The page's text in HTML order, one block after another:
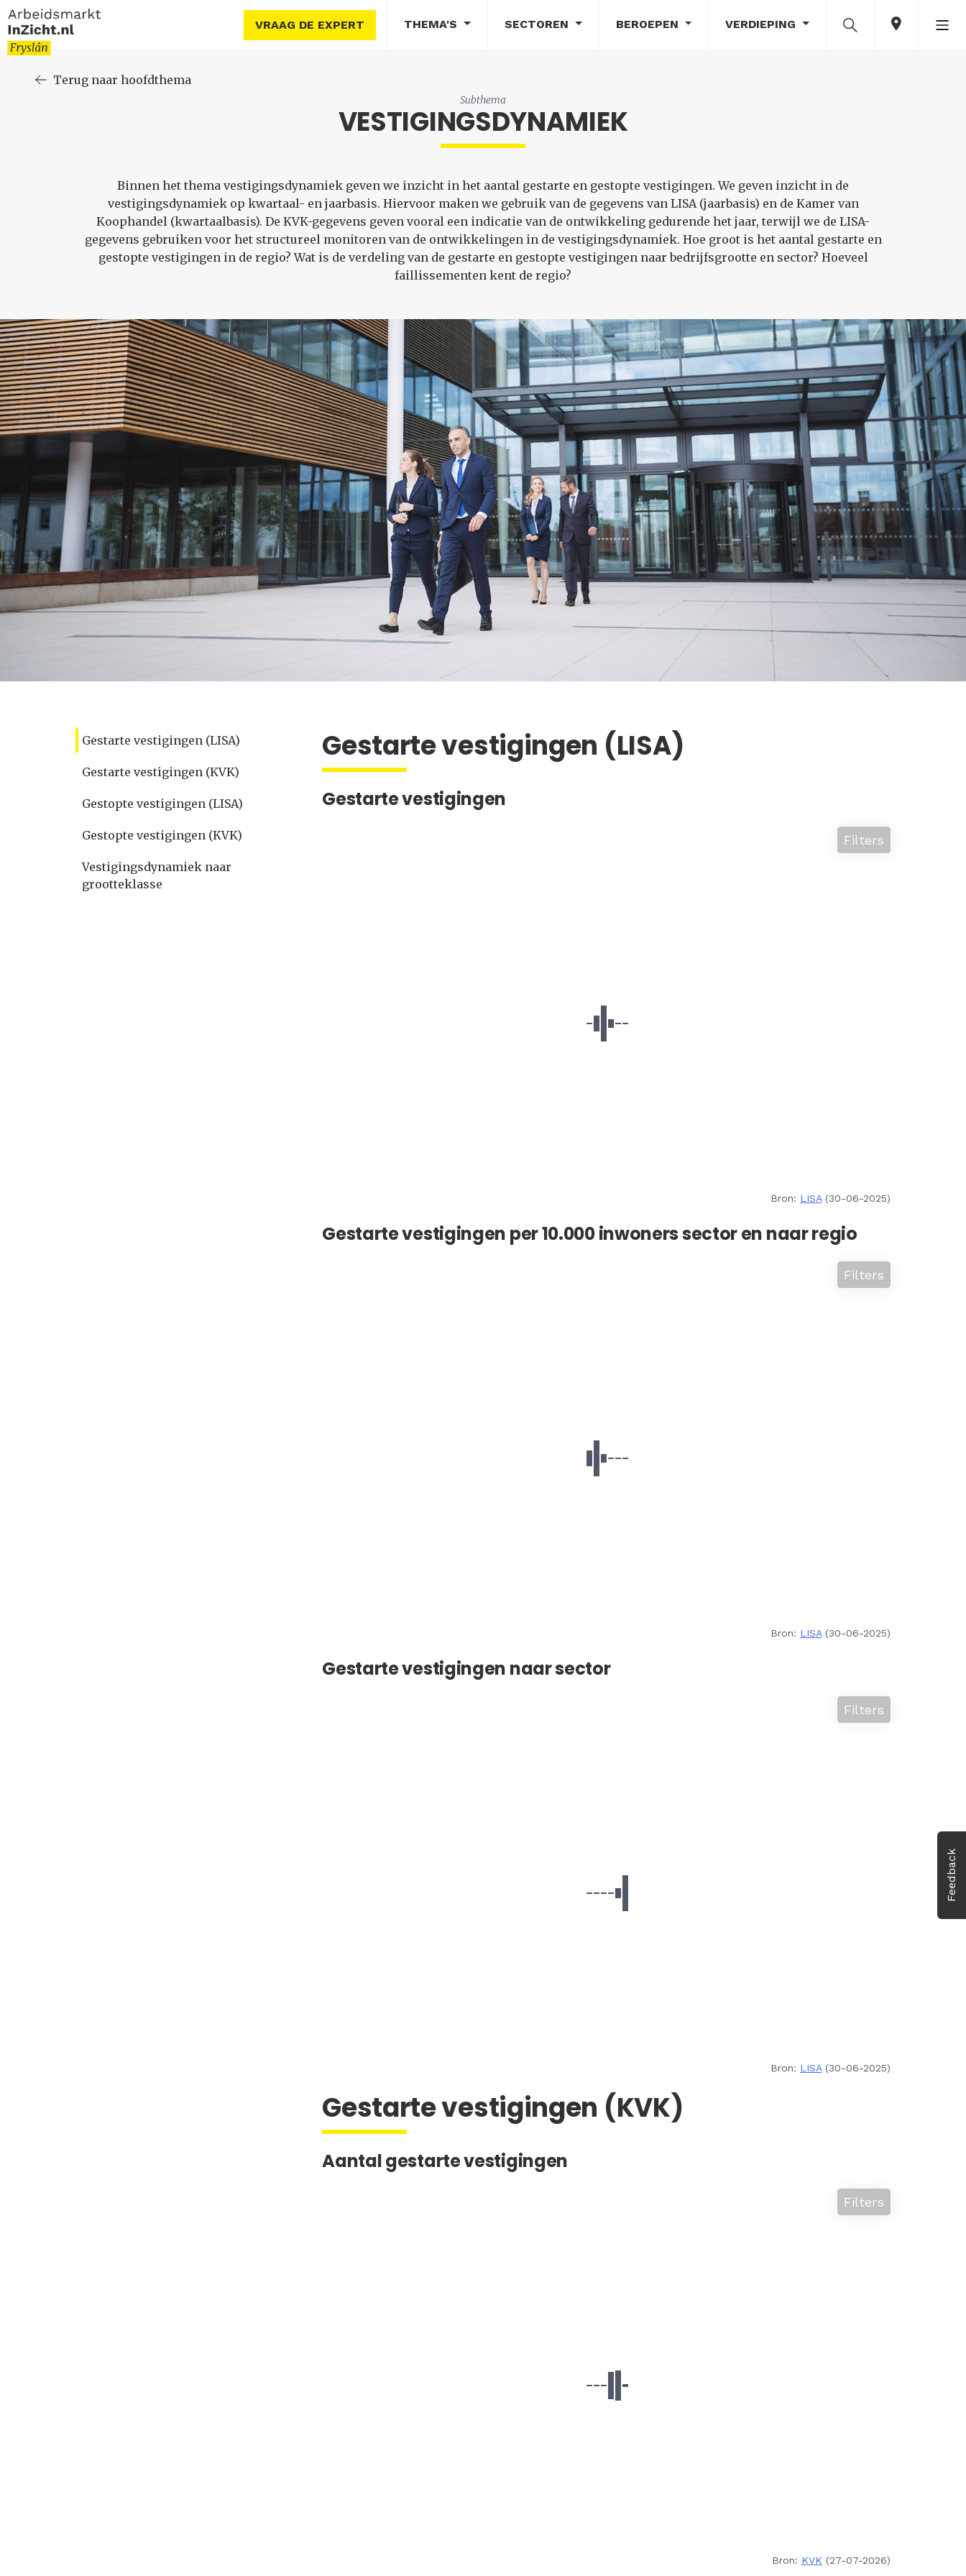
VRAAG DE EXPERT THEMA'S SECTOREN BEROEPEN VERDIEPING
Feedback
Terug naar hoofdthema
Subthema
VESTIGINGSDYNAMIEK
Binnen het thema vestigingsdynamiek geven we inzicht in het aantal gestarte en gestopte vestigingen. We geven inzicht in de
vestigingsdynamiek op kwartaal- en jaarbasis. Hiervoor maken we gebruik van de gegevens van LISA (jaarbasis) en de Kamer van
Koophandel (kwartaalbasis). De KVK-gegevens geven vooral een indicatie van de ontwikkeling gedurende het jaar, terwijl we de LISA-
gegevens gebruiken voor het structureel monitoren van de ontwikkelingen in de vestigingsdynamiek. Hoe groot is het aantal gestarte en
gestopte vestigingen in de regio? Wat is de verdeling van de gestarte en gestopte vestigingen naar bedrijfsgrootte en sector? Hoeveel
faillissementen kent de regio?
Gestarte vestigingen (LISA)
Gestarte vestigingen (KVK)
Gestopte vestigingen (LISA)
Gestopte vestigingen (KVK)
Vestigingsdynamiek naar
grootteklasse
Gestarte vestigingen (LISA)
Gestarte vestigingen
Filters
Bron: LISA(30-06-2025)
Gestarte vestigingen per 10.000 inwoners sector en naar regio
Filters
Bron: LISA(30-06-2025)
Gestarte vestigingen naar sector
Filters
Bron: LISA(30-06-2025)
Gestarte vestigingen (KVK)
Aantal gestarte vestigingen
Filters
Bron: KVK (27-07-2026)